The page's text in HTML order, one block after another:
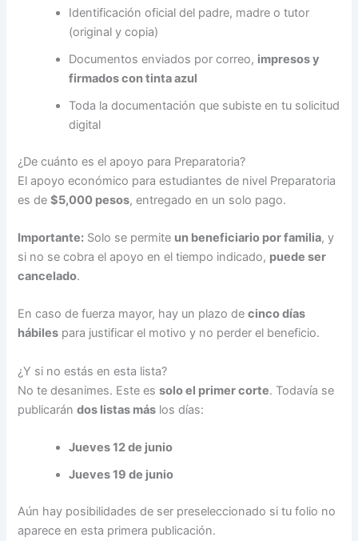
Identificación oficial del padre, madre o tutor
(original y copia)
Documentos enviados por correo, impresos y
firmados con tinta azul
Toda la documentación que subiste en tu solicitud
digital
¿De cuánto es el apoyo para Preparatoria?
El apoyo económico para estudiantes de nivel Preparatoria
es de$5,000 pesos, entregado en un solo pago.
Importante: Solo se permite un beneficiario por familia, y
si no se cobra el apoyo en el tiempo indicado, puede ser
cancelado.
En caso de fuerza mayor, hay un plazo decinco días
hábiles para justificar el motivo y no perder el beneficio.
¿Y si no estás en esta lista?
No te desanimes. Este essolo el primer corte. Todavía se
publicarándos listas más los días:
Jueves 12 de junio
Jueves 19 de junio
Aún hay posibilidades de ser preseleccionado si tu folio no
aparece en esta primera publicación.